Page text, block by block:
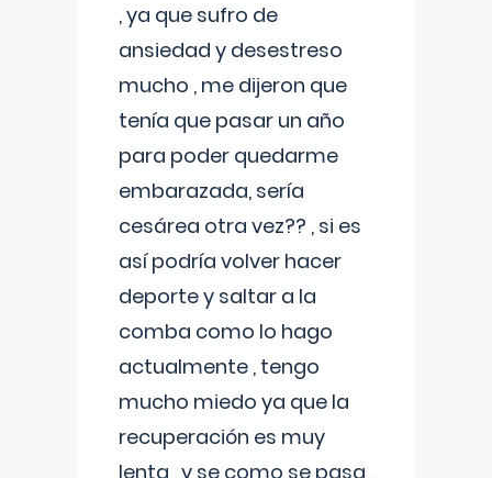
, ya que sufro de
ansiedad y desestreso
mucho , me dijeron que
tenía que pasar un año
para poder quedarme
embarazada, sería
cesárea otra vez?? , si es
así podría volver hacer
deporte y saltar a la
comba como lo hago
actualmente , tengo
mucho miedo ya que la
recuperación es muy
lenta , y se como se pasa ,